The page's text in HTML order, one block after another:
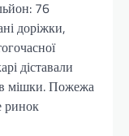
76
доріжки,
діставали
в мішки. Пожежа
ринок